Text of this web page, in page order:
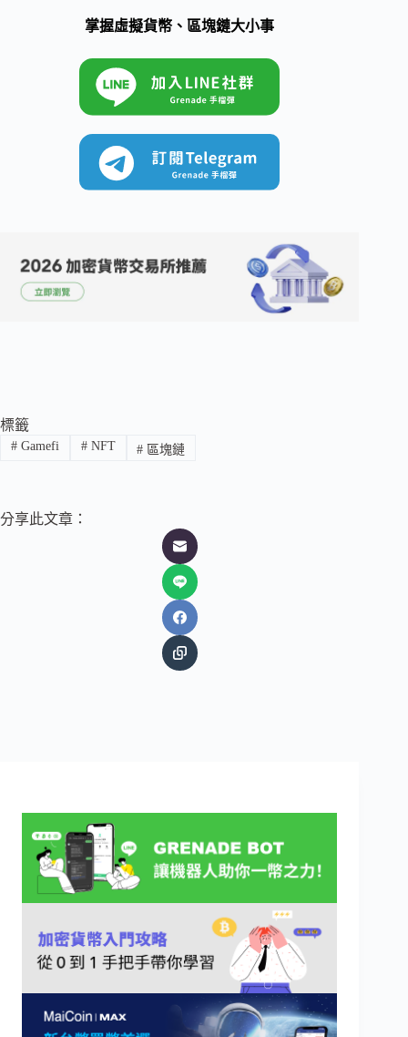
掌握虛擬貨幣、區塊鏈大小事
標籤
#Gamefi #NFT # 區塊鏈
分享此文章：